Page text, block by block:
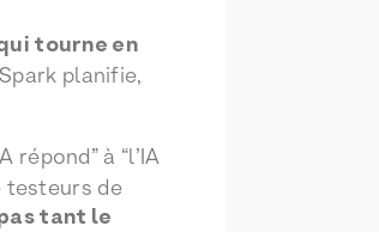
tourne en
Spark planifie,
répond” à “l’IA
testeurs de
pas tant le